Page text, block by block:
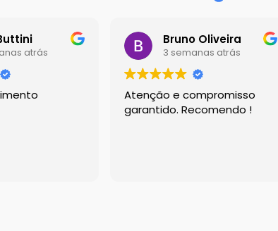
atrás
Bruno Oliveira
3 semanas atrás
Atenção e compromisso
garantido. Recomendo !